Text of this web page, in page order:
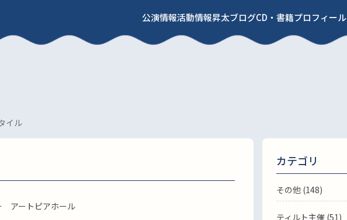
公演情報活動情報昇太ブログCD・書籍プロフィール
イル
アートピアホール
カテゴリ
その他 (148)
ティルト主催 (51)